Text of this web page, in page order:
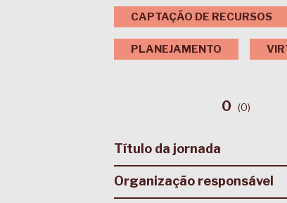
CAPTAÇÃO DE RECURSOS
PLANEJAMENTO
0 (0)
Título da jornada
Organização responsável